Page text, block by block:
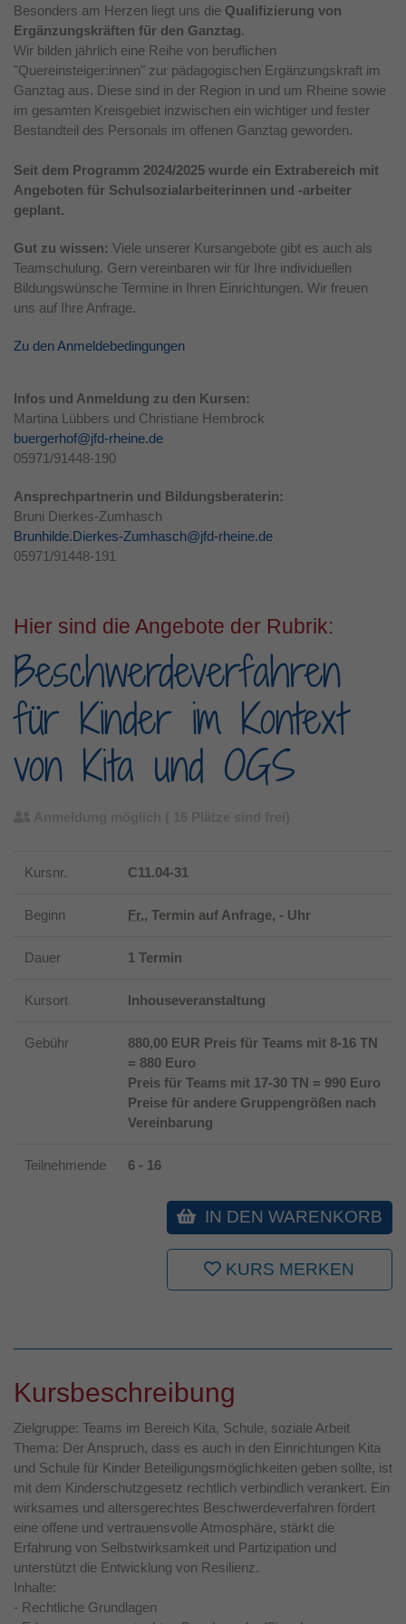
Besonders am Herzen liegt uns die Qualifizierung von
Ergänzungskräften für den Ganztag.
Wir bilden jährlich eine Reihe von beruflichen
"Quereinsteiger:innen" zur pädagogischen Ergänzungskraft im
Ganztag aus. Diese sind in der Region in und um Rheine sowie
im gesamten Kreisgebiet inzwischen ein wichtiger und fester
Bestandteil des Personals im offenen Ganztag geworden.
Seit dem Programm 2024/2025 wurde ein Extrabereich mit
Angeboten für Schulsozialarbeiterinnen und -arbeiter
geplant.
Gut zu wissen: Viele unserer Kursangebote gibt es auch als
Teamschulung. Gern vereinbaren wir für Ihre individuellen
Bildungswünsche Termine in Ihren Einrichtungen. Wir freuen
uns auf Ihre Anfrage.
Zu den Anmeldebedingungen
Infos und Anmeldung zu den Kursen:
Martina Lübbers und Christiane Hembrock
buergerhof@jfd-rheine.de
05971/91448-190
Ansprechpartnerin und Bildungsberaterin:
Bruni Dierkes-Zumhasch
Brunhilde.Dierkes-Zumhasch@jfd-rheine.de
05971/91448-191
Hier sind die Angebote der Rubrik:
Beschwerdeverfahren
für Kinder im Kontext
von Kita und OGS
Kursnr. C11.04-31
Beginn Fr., Termin auf Anfrage, - Uhr
Dauer 1 Termin
Kursort Inhouseveranstaltung
Gebühr
880,00 EUR Preis für Teams mit 8-16 TN
= 880 Euro
Preis für Teams mit 17-30 TN = 990 Euro
Preise für andere Gruppengrößen nach
Vereinbarung
Teilnehmende 6 - 16
IN DEN WARENKORB
KURS MERKEN
Kursbeschreibung
Zielgruppe: Teams im Bereich Kita, Schule, soziale Arbeit
Thema: Der Anspruch, dass es auch in den Einrichtungen Kita
und Schule für Kinder Beteiligungsmöglichkeiten geben sollte, ist
mit dem Kinderschutzgesetz rechtlich verbindlich verankert. Ein
wirksames und altersgerechtes Beschwerdeverfahren fördert
eine offene und vertrauensvolle Atmosphäre, stärkt die
Erfahrung von Selbstwirksamkeit und Partizipation und
unterstützt die Entwicklung von Resilienz.
Inhalte:
- Rechtliche Grundlagen
Laufzeit 1 Jahr
Zweck
Dieses Cookie wird verwendet, um Ihre
Cookie-Einstellungen für diese Website zu
speichern.